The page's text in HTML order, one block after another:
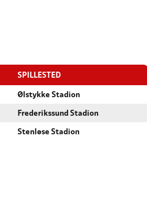
SPILLESTED
Ølstykke Stadion
Frederikssund Stadion
Stenløse Stadion